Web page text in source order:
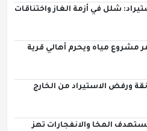
شلل في أزمة الغاز واختناقات
مشروع مياه ويحرم أهالي قرية
ورفض الاستيراد من الخارج
المخا والانفجارات تهز